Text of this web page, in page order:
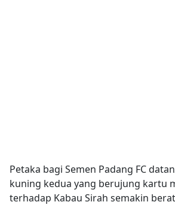
Petaka bagi Semen Padang FC
kuning kedua yang berujung kartu
terhadap Kabau Sirah semakin